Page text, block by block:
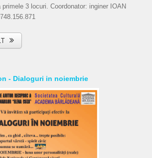
3 locuri. Coordonator: inginer IOAN
- Dialoguri in noiembrie